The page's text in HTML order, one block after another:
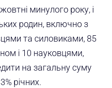
минулого року, і
родин, включно з
та силовиками, 85
і 10 науковцями,
на загальну суму
річних.